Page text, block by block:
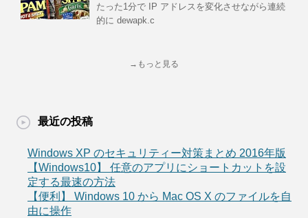
たった1分で IP アドレスを変化させながら連続
的に dewapk.c
→もっと見る
最近の投稿
Windows XP のセキュリティー対策まとめ 2016年版
【Windows10】 任意のアプリにショートカットを設
定する最速の方法
【便利】 Windows 10 から Mac OS X のファイルを自
由に操作